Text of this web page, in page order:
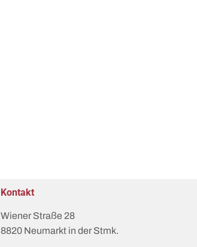
Kontakt
Wiener Straße 28
8820 Neumarkt in der Stmk.